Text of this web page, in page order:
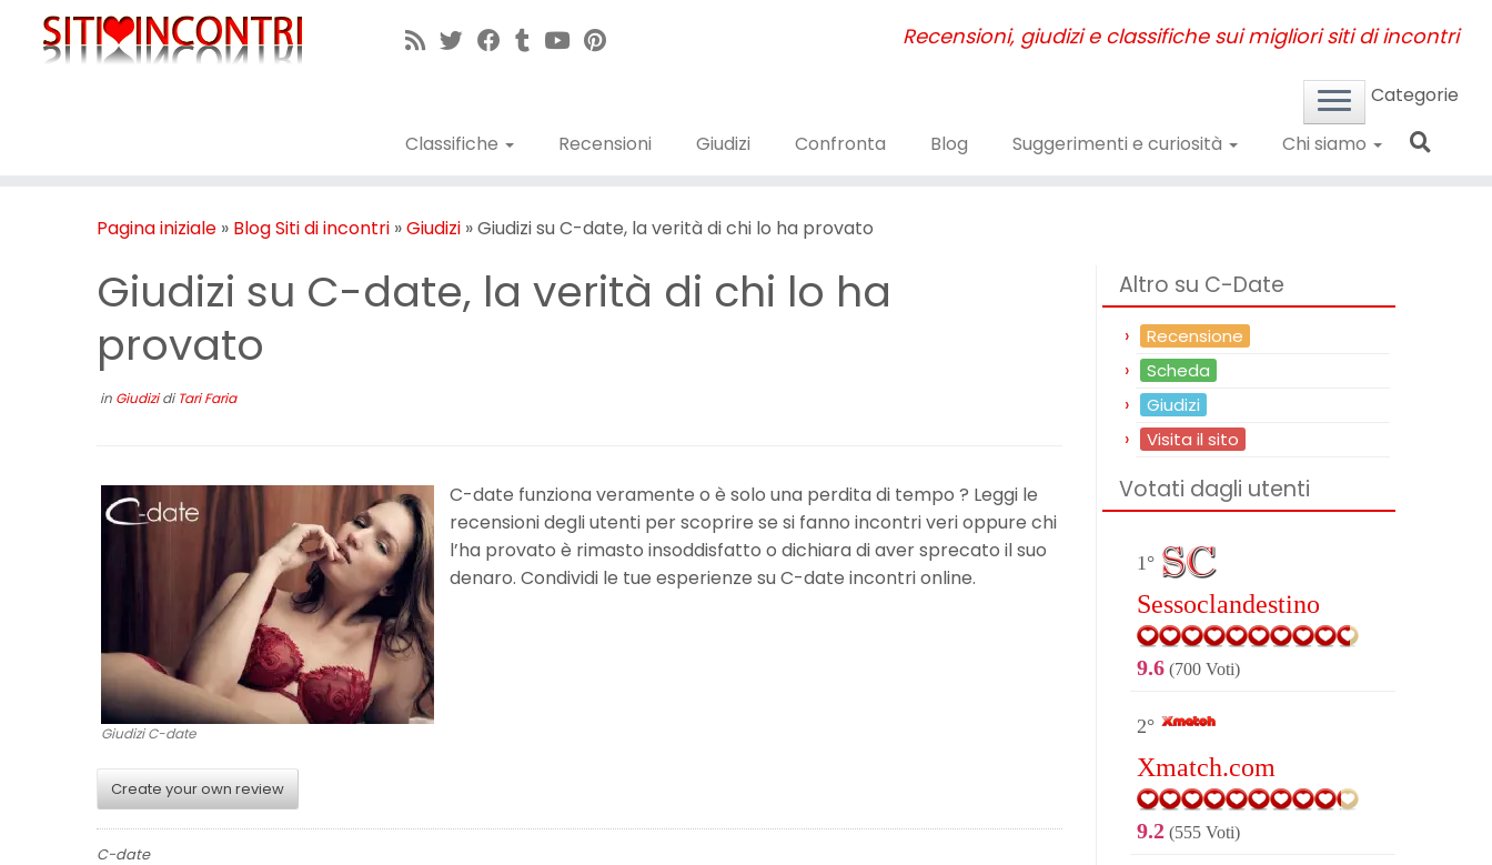
Passa
contenuto
Recensioni, giudizi e classifiche sui migliori siti di incontri
Categorie
Classifiche
Recensioni Giudizi Confronta Blog Suggerimenti e curiosità Chi siamo
Pagina iniziale » Blog Siti di incontri »Giudizi »Giudizi su C-date, la verità di chi lo ha provato
Giudizi su C-date, la verità di chi lo ha
provato
in GiudizidiTari Faria
Giudizi C-date
C-date funziona veramente o è solo una perdita di tempo ? Leggi le
recensioni degli utenti per scoprire se si fanno incontri veri oppure chi
l’ha provato è rimasto insoddisfatto o dichiara di aver sprecato il suo
denaro. Condividi le tue esperienze su C-date incontri online.
Create your own review
C-date
Altro su C-Date
Recensione
Scheda
Giudizi
Visita il sito
Votati dagli utenti
1°
Sessoclandestino
9.6 (700 Voti)
2°
Xmatch.com
9.2 (555 Voti)